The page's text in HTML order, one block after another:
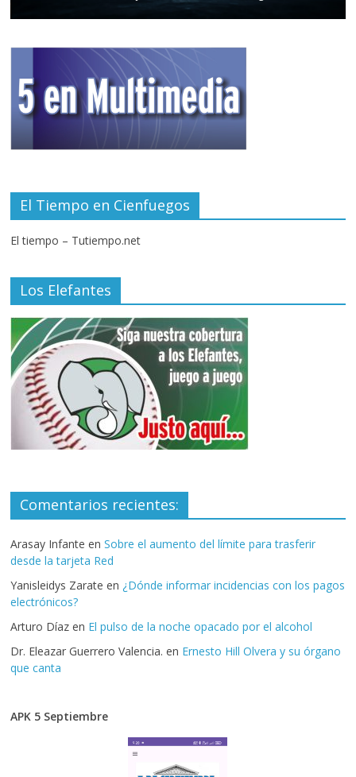
El Tiempo en Cienfuegos
El tiempo – Tutiempo.net
Los Elefantes
Comentarios recientes:
Arasay Infante enSobre el aumento del límite para trasferir
desde la tarjeta Red
Yanisleidys Zarate en ¿Dónde informar incidencias con los pagos
electrónicos?
Arturo Díaz en El pulso de la noche opacado por el alcohol
Dr. Eleazar Guerrero Valencia. en Ernesto Hill Olvera y su órgano
que canta
APK 5 Septiembre